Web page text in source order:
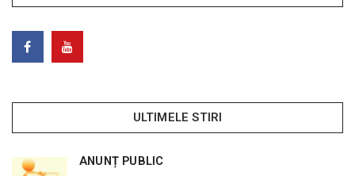
ULTIMELE STIRI
ANUNȚ PUBLIC